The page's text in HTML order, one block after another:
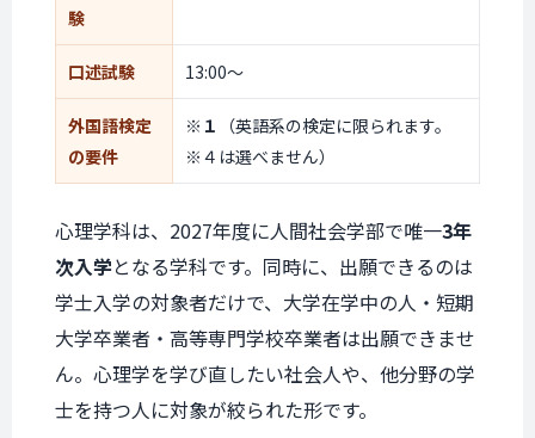
験
口述試験 13:00〜
外国語検定
の要件
※１
（英語系の検定に限られます。
※４は選べません）
心理学科は、2027年度に人間社会学部で唯一3年
次入学となる学科です。同時に、出願できるのは
学士入学の対象者だけで、大学在学中の人・短期
大学卒業者・高等専門学校卒業者は出願できませ
ん。心理学を学び直したい社会人や、他分野の学
士を持つ人に対象が絞られた形です。